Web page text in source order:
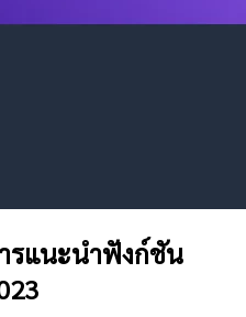
ารแนะนำฟังก์ชัน